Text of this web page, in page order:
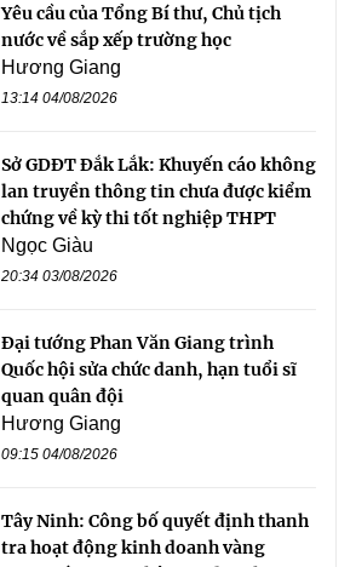
Yêu cầu của Tổng Bí thư, Chủ tịch
nước về sắp xếp trường học
Hương Giang
13:14 04/08/2026
Sở GDĐT Đắk Lắk: Khuyến cáo không
lan truyền thông tin chưa được kiểm
chứng về kỳ thi tốt nghiệp THPT
Ngọc Giàu
20:34 03/08/2026
Đại tướng Phan Văn Giang trình
Quốc hội sửa chức danh, hạn tuổi sĩ
quan quân đội
Hương Giang
09:15 04/08/2026
Tây Ninh: Công bố quyết định thanh
tra hoạt động kinh doanh vàng